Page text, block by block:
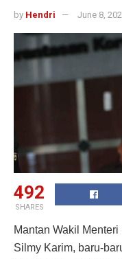
by Hendri June 8,
492
SHARES
Mantan Wakil
Silmy Karim, baru-